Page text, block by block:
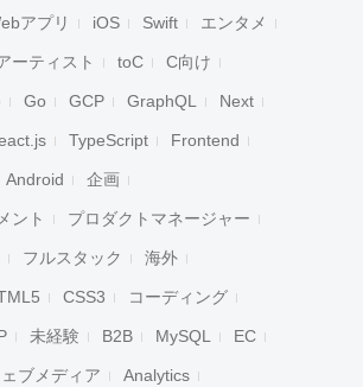
アプリ iOS Swift エンタメ
ーティスト toC C向け
Go GCP GraphQL Next
TypeScript Frontend
Android 企画
ント プロダクトマネージャー
フルスタック 海外
CSS3 コーディング
未経験 B2B MySQL EC
ブメディア Analytics